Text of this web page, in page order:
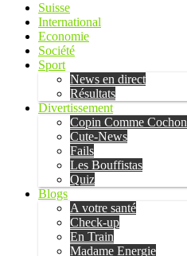
Suisse
International
Economie
Société
Sport
News en direct
Résultats
Divertissement
Copin Comme Cochon
Cute-News
Fails
Les Bouffistas
Quiz
Blogs
A votre santé
Check-up
En Train
Madame Energie